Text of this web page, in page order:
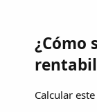
¿Cómo
Calcular